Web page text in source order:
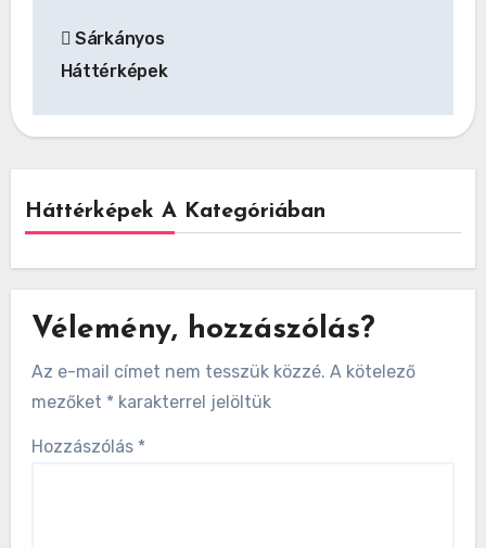
navigáció
Sárkányos
Háttérképek
Háttérképek A Kategóriában
Vélemény, hozzászólás?
Az e-mail címet nem tesszük közzé. A kötelező
mezőket * karakterrel jelöltük
Hozzászólás *